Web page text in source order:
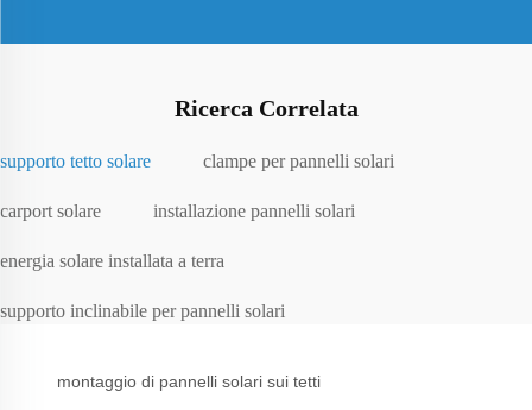
Ricerca Correlata
supporto tetto solare clampe per pannelli solari
carport solare installazione pannelli solari
energia solare installata a terra
supporto inclinabile per pannelli solari
montaggio di pannelli solari sui tetti